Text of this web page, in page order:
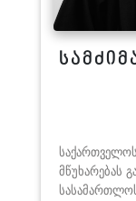
მწუხარებას